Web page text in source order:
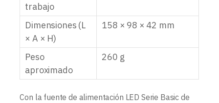
trabajo
Dimensiones (L
× A × H)
158 × 98 × 42 mm
Peso
aproximado
260 g
Con la fuente de alimentación LED Serie Basic de